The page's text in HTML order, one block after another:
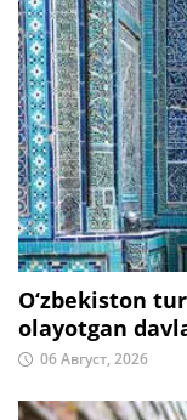
O‘zbekiston
olayotgan
06 Август, 2026